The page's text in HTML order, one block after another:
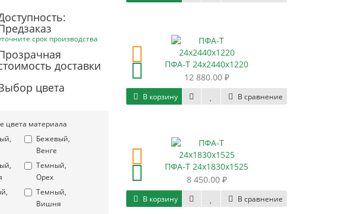
срок производства
доставки
цвета
цвета материала
Бежевый,
Венге
Темный,
Орех
Темный,
Вишня
ПФА-Т 24х2440х1220
12 880.00 ₽
В корзину В сравнение
ПФА-Т 24х1830х1525
8 450.00 ₽
В корзину В сравнение